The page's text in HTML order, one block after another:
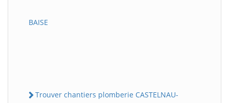
BAISE
Trouver chantiers plomberie CASTELNAU-